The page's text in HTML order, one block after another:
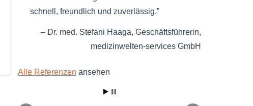
schnell, freundlich und zuverlässig.
Dr. med. Stefani Haaga Geschäftsführerin
medizinwelten-services GmbH
Alle Referenzen ansehen